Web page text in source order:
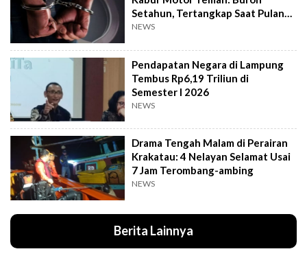
Setahun, Tertangkap Saat Pulang
Kampung
NEWS
Pendapatan Negara di Lampung
Tembus Rp6,19 Triliun di
Semester I 2026
NEWS
Drama Tengah Malam di Perairan
Krakatau: 4 Nelayan Selamat Usai
7 Jam Terombang-ambing
NEWS
Berita Lainnya